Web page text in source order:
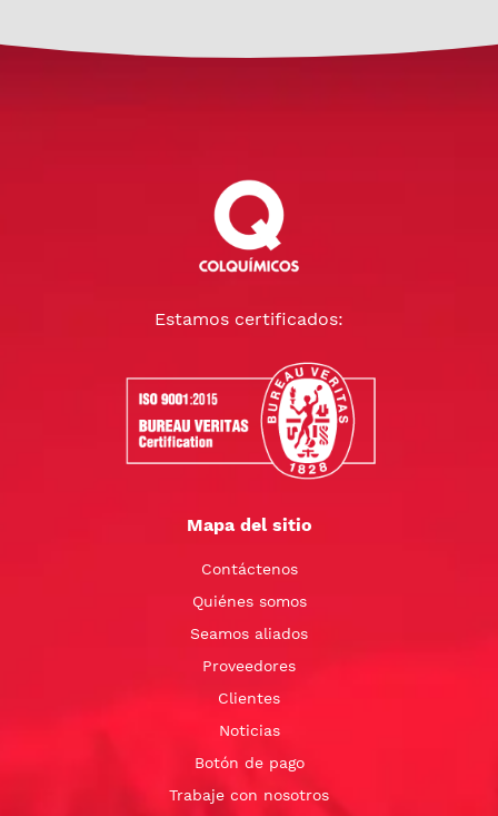
Estamos certificados:
Mapa del sitio
Contáctenos
Quiénes somos
Seamos aliados
Proveedores
Clientes
Noticias
Botón de pago
Trabaje con nosotros